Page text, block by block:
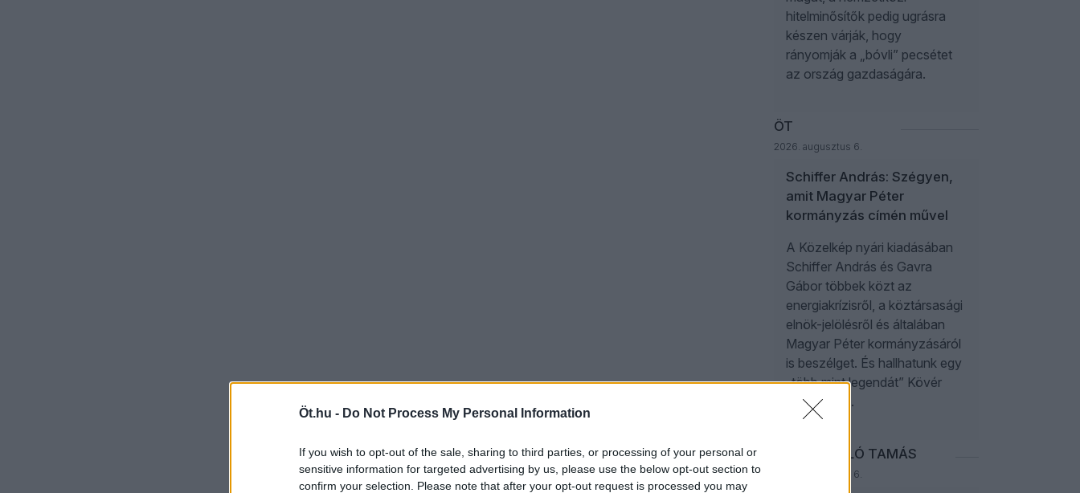
Öt.hu - Do Not Process My Personal Information
If you wish to opt-out of the sale, sharing to third parties, or processing of your personal or
sensitive information for targeted advertising by us, please use the below opt-out section to
confirm your selection. Please note that after your opt-out request is processed you may
hitelminősítők pedig ugrásra
készen várják, hogy
rányomják a „bóvli” pecsétet
az ország gazdaságára.
ÖT
2026. augusztus 6.
Schiffer András: Szégyen,
amit Magyar Péter
kormányzás címén művel
A Közelkép nyári kiadásában
Schiffer András és Gavra
Gábor többek közt az
energiakrízisről, a köztársasági
elnök-jelölésről és általában
Magyar Péter kormányzásáról
is beszélget. És hallhatunk egy
„több mint legendát” Kövér
Lászlóról is.
PAPP LÁSZLÓ TAMÁS
2026. augusztus 6.